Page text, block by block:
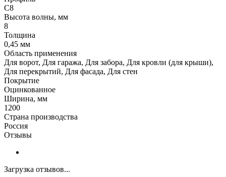
С8
Высота волны, мм
8
Толщина
0,45 мм
Область применения
Для ворот, Для гаража, Для забора, Для кровли (для крыши),
Для перекрытий, Для фасада, Для стен
Покрытие
Оцинкованное
Ширина, мм
1200
Страна производства
Россия
Отзывы
Загрузка отзывов...